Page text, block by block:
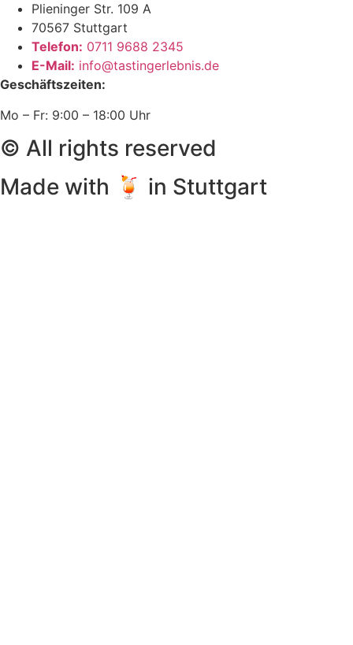
Plieninger Str. 109 A
70567 Stuttgart
Telefon: 0711 9688 2345
E-Mail: info@tastingerlebnis.de
Geschäftszeiten:
Mo – Fr: 9:00 – 18:00 Uhr
© All rights reserved
Made with 🍹 in Stuttgart